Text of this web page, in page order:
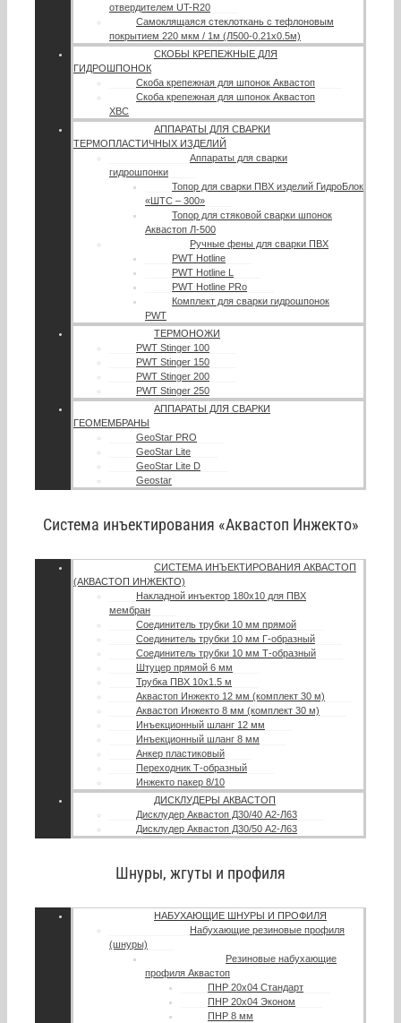
отвердителем UT-R20
Самоклящаяся стеклоткань с тефлоновым
покрытием 220 мкм / 1м (Л500-0.21х0.5м)
СКОБЫ КРЕПЕЖНЫЕ ДЛЯ
ГИДРОШПОНОК
Скоба крепежная для шпонок Аквастоп
Скоба крепежная для шпонок Аквастоп
ХВС
АППАРАТЫ ДЛЯ СВАРКИ
ТЕРМОПЛАСТИЧНЫХ ИЗДЕЛИЙ
Аппараты для сварки
гидрошпонки
Топор для сварки ПВХ изделий ГидроБлок
«ШТС – 300»
Топор для стяковой сварки шпонок
Аквастоп Л-500
Ручные фены для сварки ПВХ
PWT Hotline
PWT Hotline L
PWT Hotline PRo
Комплект для сварки гидрошпонок
PWT
ТЕРМОНОЖИ
PWT Stinger 100
PWT Stinger 150
PWT Stinger 200
PWT Stinger 250
АППАРАТЫ ДЛЯ СВАРКИ
ГЕОМЕМБРАНЫ
GeoStar PRO
GeoStar Lite
GeoStar Lite D
Geostar
Система инъектирования «Аквастоп Инжекто»
СИСТЕМА ИНЪЕКТИРОВАНИЯ АКВАСТОП
(АКВАСТОП ИНЖЕКТО)
Накладной инъектор 180х10 для ПВХ
мембран
Соединитель трубки 10 мм прямой
Соединитель трубки 10 мм Г-образный
Соединитель трубки 10 мм Т-образный
Штуцер прямой 6 мм
Трубка ПВХ 10х1.5 м
Аквастоп Инжекто 12 мм (комплект 30 м)
Аквастоп Инжекто 8 мм (комплект 30 м)
Инъекционный шланг 12 мм
Инъекционный шланг 8 мм
Анкер пластиковый
Переходник Т-образный
Инжекто пакер 8/10
ДИСКЛУДЕРЫ АКВАСТОП
Дисклудер Аквастоп Д30/40 А2-Л63
Дисклудер Аквастоп Д30/50 А2-Л63
Шнуры, жгуты и профиля
НАБУХАЮЩИЕ ШНУРЫ И ПРОФИЛЯ
Набухающие резиновые профиля
(шнуры)
Резиновые набухающие
профиля Аквастоп
ПНР 20х04 Стандарт
ПНР 20х04 Эконом
ПНР 8 мм